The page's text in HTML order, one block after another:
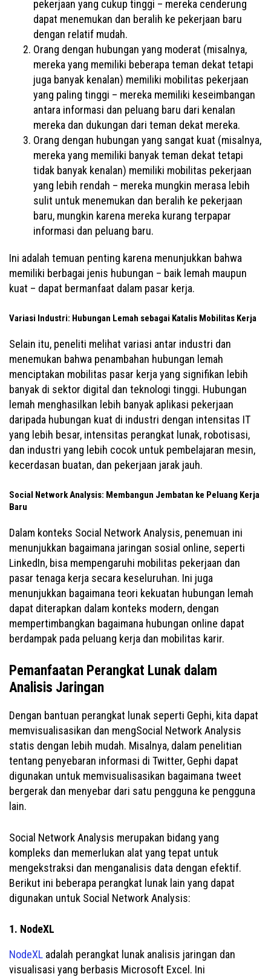
pekerjaan yang cukup tinggi – mereka cenderung
dapat menemukan dan beralih ke pekerjaan baru
dengan relatif mudah.
Orang dengan hubungan yang moderat (misalnya,
mereka yang memiliki beberapa teman dekat tetapi
juga banyak kenalan) memiliki mobilitas pekerjaan
yang paling tinggi – mereka memiliki keseimbangan
antara informasi dan peluang baru dari kenalan
mereka dan dukungan dari teman dekat mereka.
Orang dengan hubungan yang sangat kuat (misalnya,
mereka yang memiliki banyak teman dekat tetapi
tidak banyak kenalan) memiliki mobilitas pekerjaan
yang lebih rendah – mereka mungkin merasa lebih
sulit untuk menemukan dan beralih ke pekerjaan
baru, mungkin karena mereka kurang terpapar
informasi dan peluang baru.
Ini adalah temuan penting karena menunjukkan bahwa
memiliki berbagai jenis hubungan – baik lemah maupun
kuat – dapat bermanfaat dalam pasar kerja.
Variasi Industri: Hubungan Lemah sebagai Katalis Mobilitas Kerja
Selain itu, peneliti melihat variasi antar industri dan
menemukan bahwa penambahan hubungan lemah
menciptakan mobilitas pasar kerja yang signifikan lebih
banyak di sektor digital dan teknologi tinggi. Hubungan
lemah menghasilkan lebih banyak aplikasi pekerjaan
daripada hubungan kuat di industri dengan intensitas IT
yang lebih besar, intensitas perangkat lunak, robotisasi,
dan industri yang lebih cocok untuk pembelajaran mesin,
kecerdasan buatan, dan pekerjaan jarak jauh.
Social Network Analysis: Membangun Jembatan ke Peluang Kerja
Baru
Dalam konteks Social Network Analysis, penemuan ini
menunjukkan bagaimana jaringan sosial online, seperti
LinkedIn, bisa mempengaruhi mobilitas pekerjaan dan
pasar tenaga kerja secara keseluruhan. Ini juga
menunjukkan bagaimana teori kekuatan hubungan lemah
dapat diterapkan dalam konteks modern, dengan
mempertimbangkan bagaimana hubungan online dapat
berdampak pada peluang kerja dan mobilitas karir.
Pemanfaatan Perangkat Lunak dalam
Analisis Jaringan
Dengan bantuan perangkat lunak seperti Gephi, kita dapat
memvisualisasikan dan mengSocial Network Analysis
statis dengan lebih mudah. Misalnya, dalam penelitian
tentang penyebaran informasi di Twitter, Gephi dapat
digunakan untuk memvisualisasikan bagaimana tweet
bergerak dan menyebar dari satu pengguna ke pengguna
lain.
Social Network Analysis merupakan bidang yang
kompleks dan memerlukan alat yang tepat untuk
mengekstraksi dan menganalisis data dengan efektif.
Berikut ini beberapa perangkat lunak lain yang dapat
digunakan untuk Social Network Analysis:
1. NodeXL
NodeXL adalah perangkat lunak analisis jaringan dan
visualisasi yang berbasis Microsoft Excel. Ini